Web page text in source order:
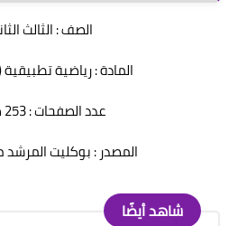
الصف : الثالث
المادة : رياضية
عدد الصفحات : 253 صفحة
المصدر : بوكليت المرشد
شاهد أيضًا